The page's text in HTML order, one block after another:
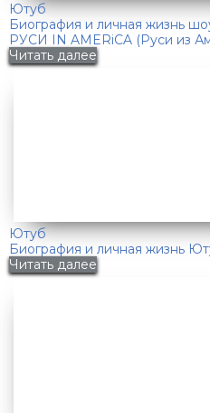
Ютуб
Биография и личная жизнь
РУСИ IN AMERiCA (Руси из
Читать далее
Ютуб
Биография и личная жизнь
Читать далее